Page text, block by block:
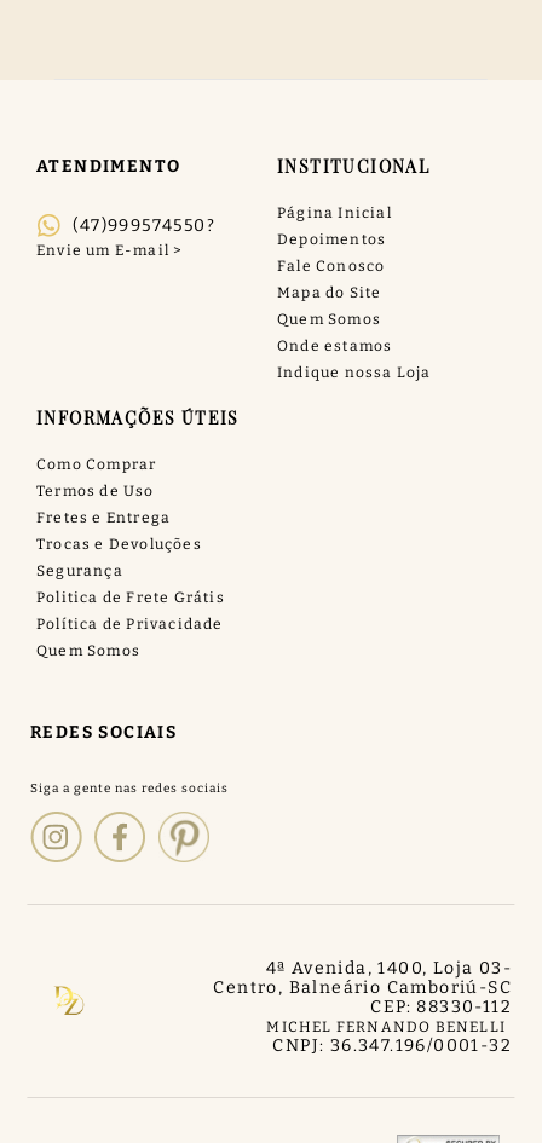
ATENDIMENTO
(47)999574550?
INSTITUCIONAL
Página Inicial
Depoimentos
Fale Conosco
Mapa do Site
Quem Somos
Onde estamos
Indique nossa Loja
INFORMAÇÕES ÚTEIS
Como Comprar
Termos de Uso
Fretes e Entrega
Trocas e Devoluções
Segurança
Politica de Frete Grátis
Política de Privacidade
Quem Somos
REDES SOCIAIS
MICHEL FERNANDO BENELLI
4ª Avenida, 1400, Loja 03 -
Centro, Balneário Camboriú-SC
CEP: 88330-112
CNPJ: 36.347.196/0001-32